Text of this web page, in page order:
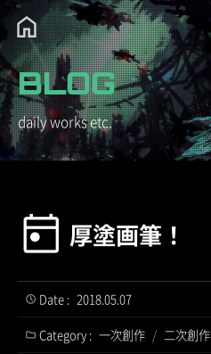
BLOG
daily works etc.
厚塗画筆！
Date : 2018.05.07
Category : 一次創作 / 二次創作